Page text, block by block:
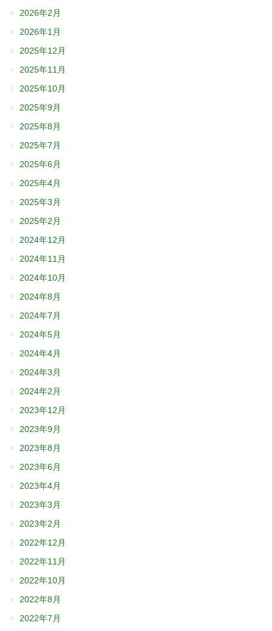
2026年2月
2026年1月
2025年12月
2025年11月
2025年10月
2025年9月
2025年8月
2025年7月
2025年6月
2025年4月
2025年3月
2025年2月
2024年12月
2024年11月
2024年10月
2024年8月
2024年7月
2024年5月
2024年4月
2024年3月
2024年2月
2023年12月
2023年9月
2023年8月
2023年6月
2023年4月
2023年3月
2023年2月
2022年12月
2022年11月
2022年10月
2022年8月
2022年7月